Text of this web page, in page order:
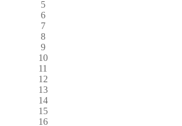
5
6
7
8
9
10
11
12
13
14
15
16